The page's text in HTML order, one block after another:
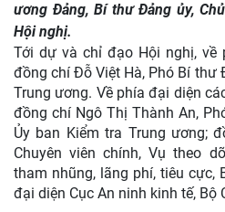
ương Đảng, Bí thư Đảng ủy,
Hội nghị.
Tới dự và chỉ đạo Hội nghị, về
đồng chí Đỗ Việt Hà, Phó Bí thư
Trung ương. Về phía đại diện
đồng chí Ngô Thị Thành An,
Ủy ban Kiểm tra Trung ương;
Chuyên viên chính, Vụ theo
tham nhũng, lãng phí, tiêu cực,
đại diện Cục An ninh kinh tế, Bộ